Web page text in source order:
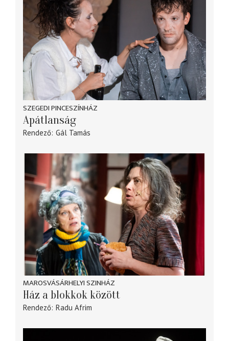
SZEGEDI PINCESZÍNHÁZ
Apátlanság
Rendező Gál Tamás
MAROSVÁSÁRHELYI SZINHÁZ
Ház a blokkok között
Rendező Radu Afrim